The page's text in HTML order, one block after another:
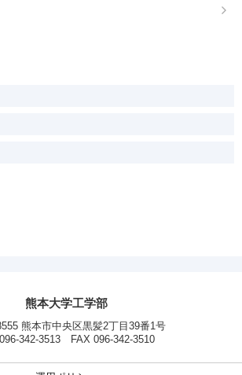
熊本大学工学部
熊本市中央区黒髪2丁目39番1号
096-342-3513 FAX 096-342-3510